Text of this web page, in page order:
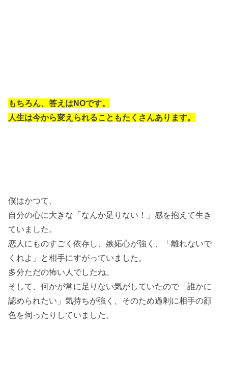
もちろん、答えはNOです。
人生は今から変えられることもたくさんあります。
僕はかつて、
自分の心に大きな「なんか足りない！」感を抱えて生き
ていました。
恋人にものすごく依存し、嫉妬心が強く、「離れないで
くれよ」と相手にすがっていました。
多分ただの怖い人でしたね。
そして、何かが常に足りない気がしていたので「誰かに
認められたい」気持ちが強く、そのため過剰に相手の顔
色を伺ったりしていました。